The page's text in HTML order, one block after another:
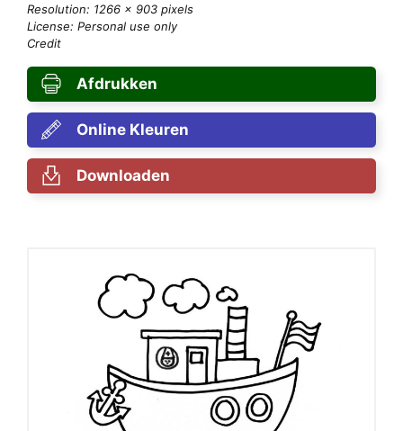
Resolution: 1266 × 903 pixels
License: Personal use only
Credit
Afdrukken
Online Kleuren
Downloaden